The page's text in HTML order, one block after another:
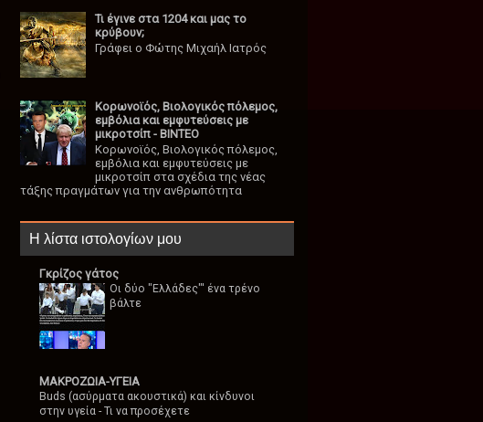
Τι έγινε στα 1204 και μας το
κρύβουν;
Γράφει ο Φώτης Μιχαήλ Ιατρός
Κορωνοϊός, Βιολογικός πόλεμος,
εμβόλια και εμφυτεύσεις με
μικροτσίπ - ΒΙΝΤΕΟ
Κορωνοϊός, Βιολογικός πόλεμος,
εμβόλια και εμφυτεύσεις με
μικροτσίπ στα σχέδια της νέας
τάξης πραγμάτων για την ανθρωπότητα
Η λίστα ιστολογίων μου
Γκρίζος γάτος
Οι δύο "Ελλάδες"' ένα τρένο
βάλτε
ΜΑΚΡΟΖΩΙΑ-ΥΓΕΙΑ
Buds (ασύρματα ακουστικά) και κίνδυνοι
στην υγεία - Τι να προσέχετε